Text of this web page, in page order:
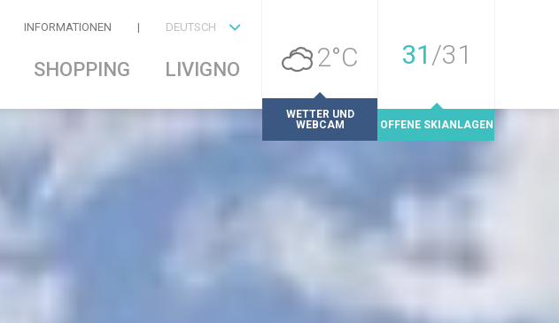
INFORMATIONEN | DEUTSCH
SHOPPING LIVIGNO 2°C
WETTER UND
WEBCAM
31 /31
OFFENE SKIANLAGEN